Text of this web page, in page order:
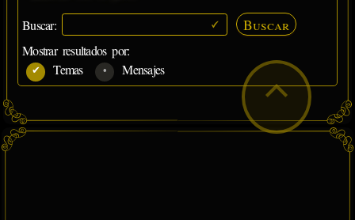
Buscar: Buscar
Mostrar resultados por:
Temas
Mensajes